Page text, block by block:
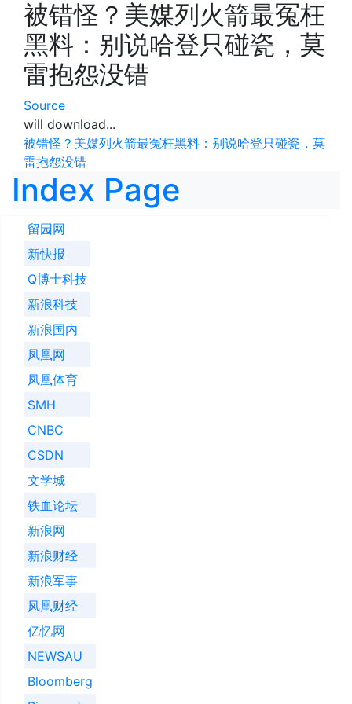
被错怪？美媒列火箭最冤枉
黑料：别说哈登只碰瓷，莫
雷抱怨没错
Source
will download...
被错怪？美媒列火箭最冤枉黑料：别说哈登只碰瓷，莫
雷抱怨没错
Index Page
留园网
新快报
Q博士科技
新浪科技
新浪国内
凤凰网
凤凰体育
SMH
CNBC
CSDN
文学城
铁血论坛
新浪网
新浪财经
新浪军事
凤凰财经
亿忆网
NEWSAU
Bloomberg